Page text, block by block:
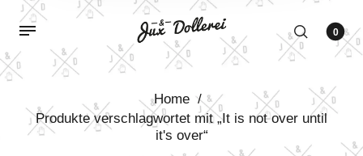
0
Home /
Produkte verschlagwortet mit „It is not over until
it's over“